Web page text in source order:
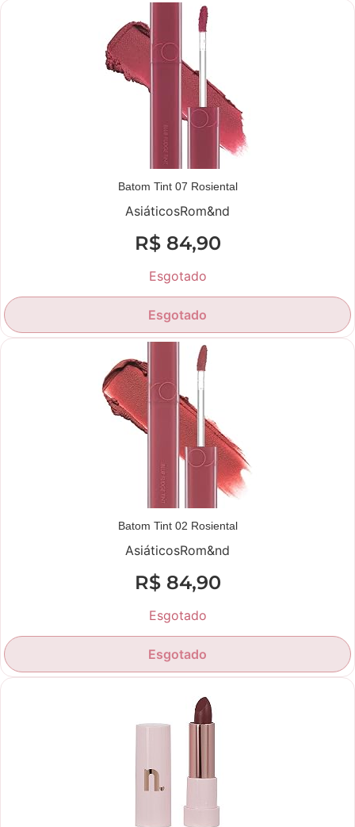
Batom Tint 07 Rosiental
AsiáticosRom&nd
R$84,90
Esgotado
Esgotado
Batom Tint 02 Rosiental
AsiáticosRom&nd
R$84,90
Esgotado
Esgotado